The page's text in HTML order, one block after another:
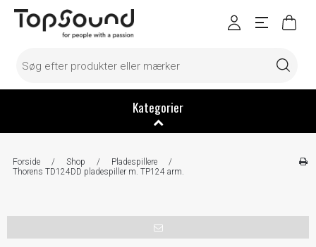
Kategorier
Forside / Shop / Pladespillere
/
Thorens TD124DD pladespiller m. TP124 arm.